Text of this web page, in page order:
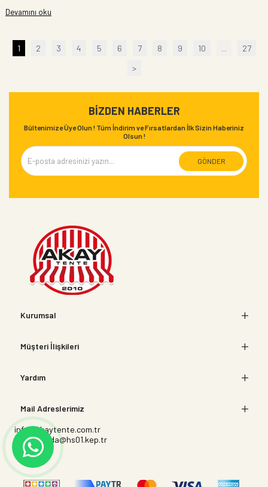
Devamını oku
1 2 3 4 5 6 7 8 9 10 ...
27
>
BIZDEN HABERLER
Bültenimize Üye Olun ! Tüm İndirim ve Fırsatlardan İlk Sizin Haberiniz
Olsun !
GÖNDER
Kurumsal
Müşteri İlişkileri
Yardım
Mail Adreslerimiz
info@akaytente.com.tr
akaybranda@hs01.kep.tr